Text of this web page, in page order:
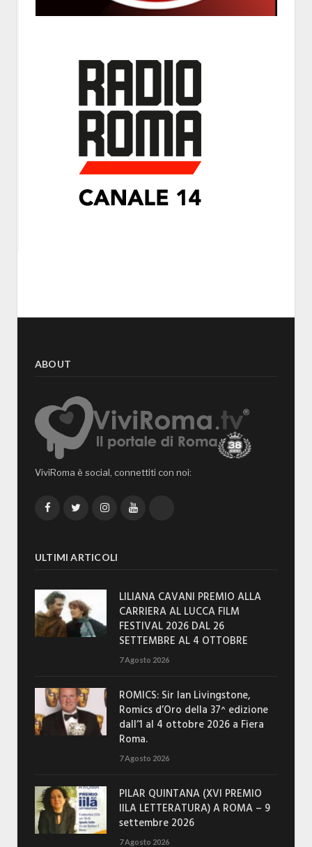
ABOUT
ViviRoma è social, connettiti con noi:
FacebookTwitterInstagramYouTube
ULTIMI ARTICOLI
LILIANA CAVANI PREMIO ALLA
CARRIERA AL LUCCA FILM
FESTIVAL 2026 DAL 26
SETTEMBRE AL 4 OTTOBRE
7 Agosto 2026
ROMICS: Sir Ian Livingstone,
Romics d’Oro della 37^ edizione
dall’1 al 4 ottobre 2026 a Fiera
Roma.
7 Agosto 2026
PILAR QUINTANA (XVI PREMIO
IILA LETTERATURA) A ROMA – 9
settembre 2026
7 Agosto 2026